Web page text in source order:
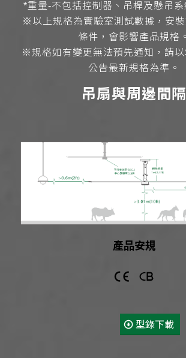
*重量-不包括控制器、吊桿及懸吊系
※以上規格為實驗室測試數據，安
條件，會影響產品規格。
※規格如有變更無法預先通知，請
公告最新規格為準。
吊扇與周邊間隔
產品安規
型錄下載